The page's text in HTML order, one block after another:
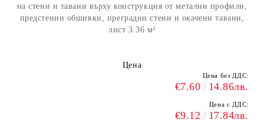
на стени и тавани върху конструкция от метални профили,
предстенни обшивки, преградни стени и окачени тавани,
лист 3.36 м²
Цена
Цена без ДДС:
€7.60 14.86лв.
Цена с ДДС:
€9.12 17.84лв.